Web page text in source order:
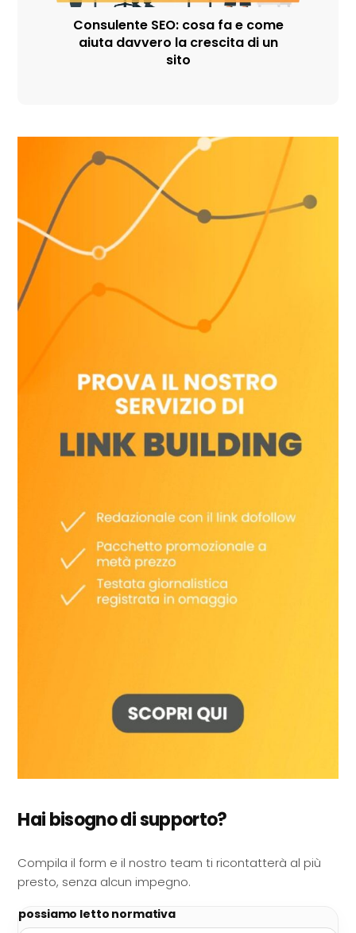
Consulente SEO: cosa fa e come
aiuta davvero la crescita di un
sito
Hai bisogno di supporto?
Compila il form e il nostro team ti ricontatterà al più
presto, senza alcun impegno.
possiamo letto normativa